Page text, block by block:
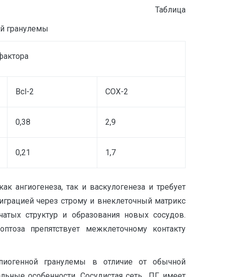
Таблица
гранулемы
Bcl-2 COX-2
0,38 2,9
0,21 1,7
ангиогенеза, так и васкулогенеза и требует
через строму и внеклеточный матрикс
структур и образования новых сосудов.
препятствует межклеточному контакту
гранулемы в отличие от обычной